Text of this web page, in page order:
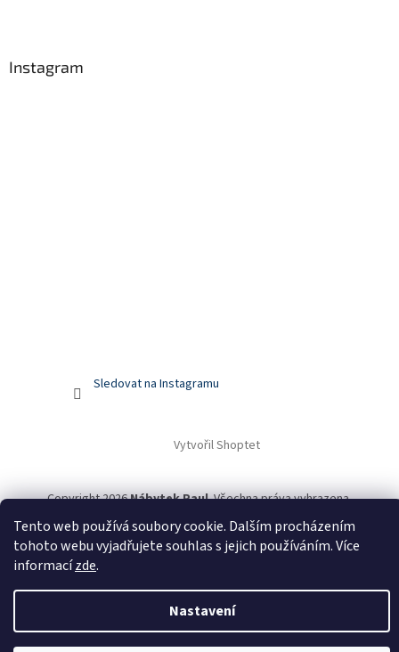
Tento web používá soubory cookie. Dalším procházením
tohoto webu vyjadřujete souhlas s jejich používáním. Více
informacízde.
Nastavení
Instagram
Sledovat na Instagramu
Vytvořil Shoptet
Copyright 2026Nábytek Paul. Všechna práva vyhrazena.
Odstoupit od smlouvy